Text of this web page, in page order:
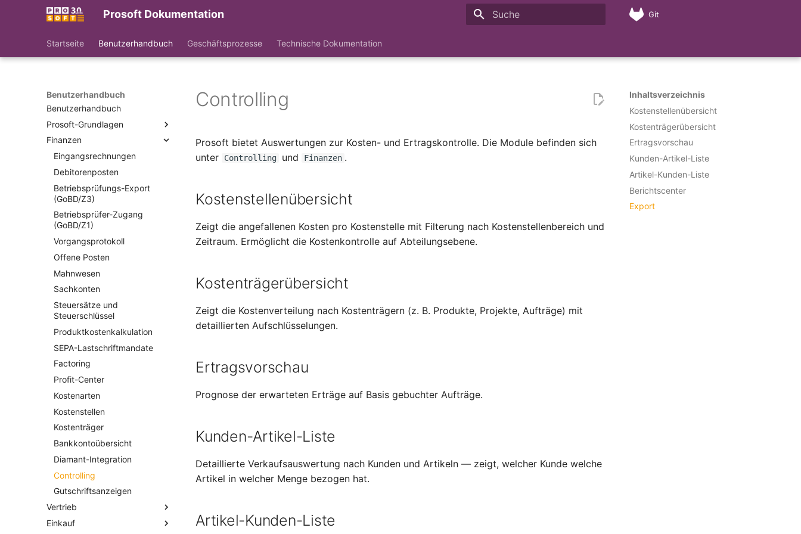
Prosoft Dokumentation Git
Startseite Benutzerhandbuch Geschäftsprozesse Technische Dokumentation
Benutzerhandbuch
Benutzerhandbuch
Prosoft-Grundlagen
Werke
Partner & Kunden
Lieferanten
Artikel
Artikelgruppen
Zahlungsbedingungen
Datumsformeln
Lieferbedingungen
Länder
Produktkonfiguratoren
Notizen
Datenimport
Suchen und Filtern
Finanzen
Eingangsrechnungen
Debitorenposten
Betriebsprüfungs-Export
(GoBD/Z3)
Betriebsprüfer-Zugang
(GoBD/Z1)
Vorgangsprotokoll
Offene Posten
Mahnwesen
Sachkonten
Steuersätze und
Steuerschlüssel
Produktkostenkalkulation
SEPA-Lastschriftmandate
Factoring
Profit-Center
Kostenarten
Kostenstellen
Kostenträger
Bankkontoübersicht
Diamant-Integration
Controlling
Gutschriftsanzeigen
Vertrieb
Angebote
Einkauf
Inhaltsverzeichnis
Kostenstellenübersicht
Kostenträgerübersicht
Ertragsvorschau
Kunden-Artikel-Liste
Artikel-Kunden-Liste
Berichtscenter
Export
Controlling
Prosoft bietet Auswertungen zur Kosten- und Ertragskontrolle. Die Module befinden sich
unter
Controlling und Finanzen .
Kostenstellenübersicht
Zeigt die angefallenen Kosten pro Kostenstelle mit Filterung nach Kostenstellenbereich und
Zeitraum. Ermöglicht die Kostenkontrolle auf Abteilungsebene.
Kostenträgerübersicht
Zeigt die Kostenverteilung nach Kostenträgern (z. B. Produkte, Projekte, Aufträge) mit
detaillierten Aufschlüsselungen.
Ertragsvorschau
Prognose der erwarteten Erträge auf Basis gebuchter Aufträge.
Kunden-Artikel-Liste
Detaillierte Verkaufsauswertung nach Kunden und Artikeln — zeigt, welcher Kunde welche
Artikel in welcher Menge bezogen hat.
Artikel-Kunden-Liste